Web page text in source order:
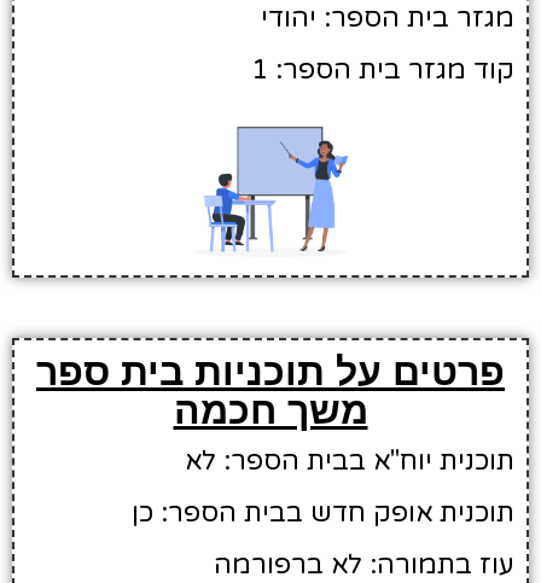
מגזר בית הספר: יהודי
קוד מגזר בית הספר: 1
פרטים על תוכניות בית ספר
משך חכמה
תוכנית יוח"א בבית הספר: לא
תוכנית אופק חדש בבית הספר: כן
עוז בתמורה: לא ברפורמה